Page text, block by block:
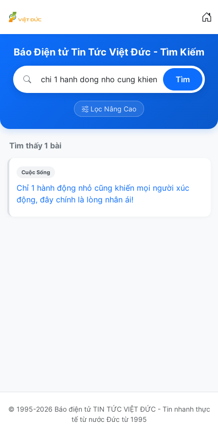
Báo Điện tử Tin Tức Việt Đức - Tìm Kiếm
Tìm
Lọc Nâng Cao
Tìm thấy 1 bài
Cuộc Sống
Chỉ 1 hành động nhỏ cũng khiến mọi người xúc
động, đây chính là lòng nhân ái!
© 1995-2026 Báo điện tử TIN TỨC VIỆT ĐỨC - Tin nhanh thực
tế từ nước Đức từ 1995